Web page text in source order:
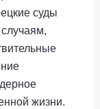
суды
жизни.